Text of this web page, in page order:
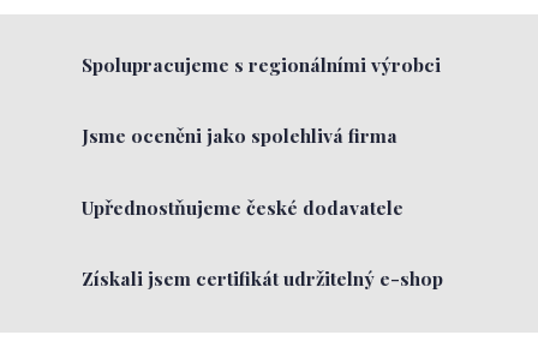
Spolupracujeme s regionálními výrobci
Jsme oceněni jako spolehlivá firma
Upřednostňujeme české dodavatele
Získali jsem certifikát udržitelný e-shop